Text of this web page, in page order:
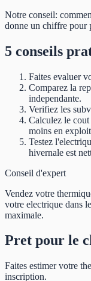
Notre conseil:
donne un chiffre pour
5 conseils
Faites evaluer
Comparez la
independante.
Verifiez les
Calculez le
moins en
Testez
hivernale est
Conseil d'expert
Vendez votre
votre electrique dans
maximale.
Pret pour le
Faites estimer votre
inscription.